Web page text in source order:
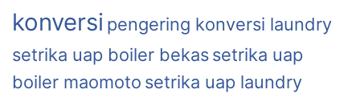
konversi pengering konversi laundry
setrika uap boiler bekassetrika uap
boiler maomoto setrika uap laundry